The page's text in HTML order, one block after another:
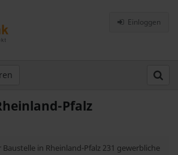
Einloggen
Pfalz
in Rheinland-Pfalz 231 gewerbliche